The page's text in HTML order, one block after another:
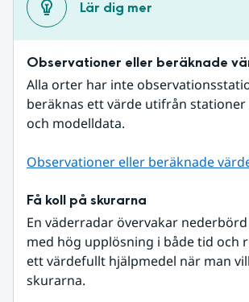
Lär dig mer
Observationer eller beräknade
Alla orter har inte
beräknas ett värde utifrån
och modelldata.
Observationer eller beräknade
Få koll på skurarna
En väderradar övervakar
med hög upplösning i både tid och
ett värdefullt hjälpmedel när man
skurarna.